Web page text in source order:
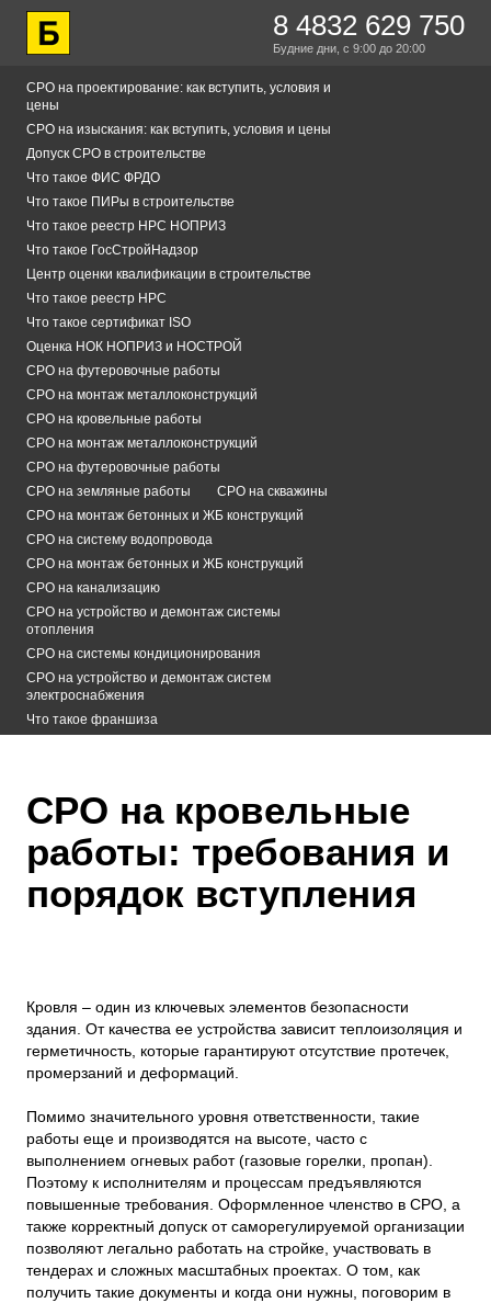
8 4832 629 750
Будние дни, с 9:00 до 20:00
СРО на проектирование: как вступить, условия и
цены
СРО на изыскания: как вступить, условия и цены
Допуск СРО в строительстве
Что такое ФИС ФРДО
Что такое ПИРы в строительстве
Что такое реестр НРС НОПРИЗ
Что такое ГосСтройНадзор
Центр оценки квалификации в строительстве
Что такое реестр НРС
Что такое сертификат ISO
Оценка НОК НОПРИЗ и НОСТРОЙ
СРО на футеровочные работы
СРО на монтаж металлоконструкций
СРО на кровельные работы
СРО на монтаж металлоконструкций
СРО на футеровочные работы
СРО на земляные работы
СРО на скважины
СРО на монтаж бетонных и ЖБ конструкций
СРО на систему водопровода
СРО на монтаж бетонных и ЖБ конструкций
СРО на канализацию
СРО на устройство и демонтаж системы
отопления
СРО на системы кондиционирования
СРО на устройство и демонтаж систем
электроснабжения
Что такое франшиза
СРО на кровельные
работы: требования и
порядок вступления
Кровля – один из ключевых элементов безопасности
здания. От качества ее устройства зависит теплоизоляция и
герметичность, которые гарантируют отсутствие протечек,
промерзаний и деформаций.
Помимо значительного уровня ответственности, такие
работы еще и производятся на высоте, часто с
выполнением огневых работ (газовые горелки, пропан).
Поэтому к исполнителям и процессам предъявляются
повышенные требования. Оформленное членство в СРО, а
также корректный допуск от саморегулируемой организации
позволяют легально работать на стройке, участвовать в
тендерах и сложных масштабных проектах. О том, как
получить такие документы и когда они нужны, поговорим в